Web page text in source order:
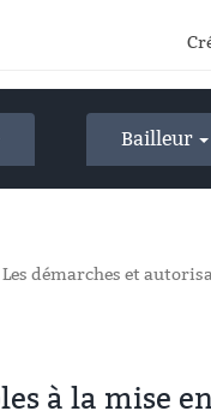
Bailleur
Les démarches et
à la mise